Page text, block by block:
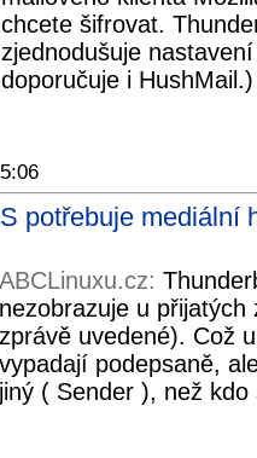
chcete šifrovat.
zjednodušuje
doporučuje i
potřebuje mediální
ABCLinuxu.cz:
nezobrazuje u
zprávě uvedené). Což
vypadají podepsaně,
jiný ( Sender ), než